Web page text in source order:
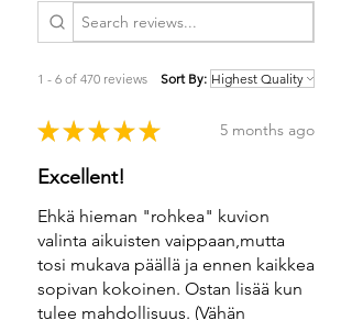
1 - 6 of 470 reviews Sort By:
★ ★ ★ ★ ★ 5 months ago
Excellent!
Ehkä hieman "rohkea" kuvion
valinta aikuisten vaippaan,mutta
tosi mukava päällä ja ennen kaikkea
sopivan kokoinen. Ostan lisää kun
tulee mahdollisuus. (Vähän